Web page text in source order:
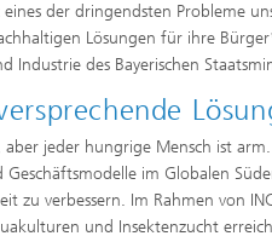
der dringendsten Probleme
Lösungen für ihre
Industrie des Bayerischen
jeder hungrige Mensch ist
im Globalen
zu verbessern. Im Rahmen von
und Insektenzucht